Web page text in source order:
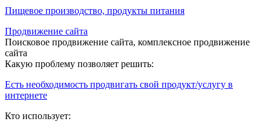
Пищевое производство, продукты питания
Продвижение сайта
Поисковое продвижение сайта, комплексное продвижение
сайта
Какую проблему позволяет решить:
Есть необходимость продвигать свой продукт/услугу в
интернете
Кто использует: